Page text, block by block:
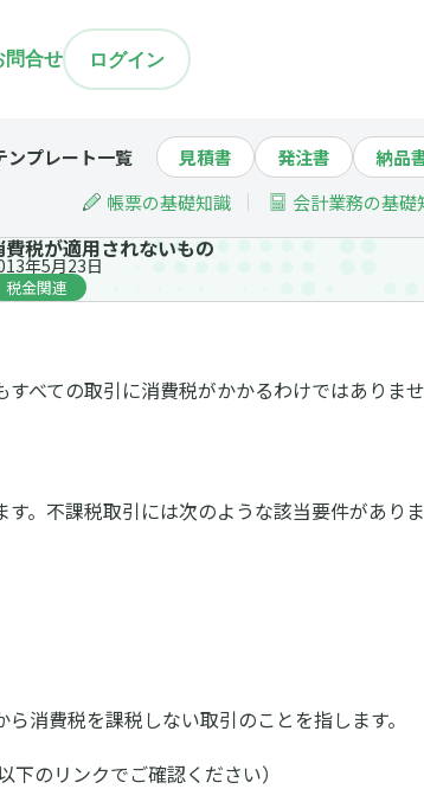
問合せ ログイン
ンプレート一覧 見積書 発注書
納品
帳票の基礎知識
会計業務の基礎
費税が適用されないもの
年5月23日
税金関連
べての取引に消費税がかかるわけではありま
。不課税取引には次のような該当要件があり
消費税を課税しない取引のことを指します。
のリンクでご確認ください）